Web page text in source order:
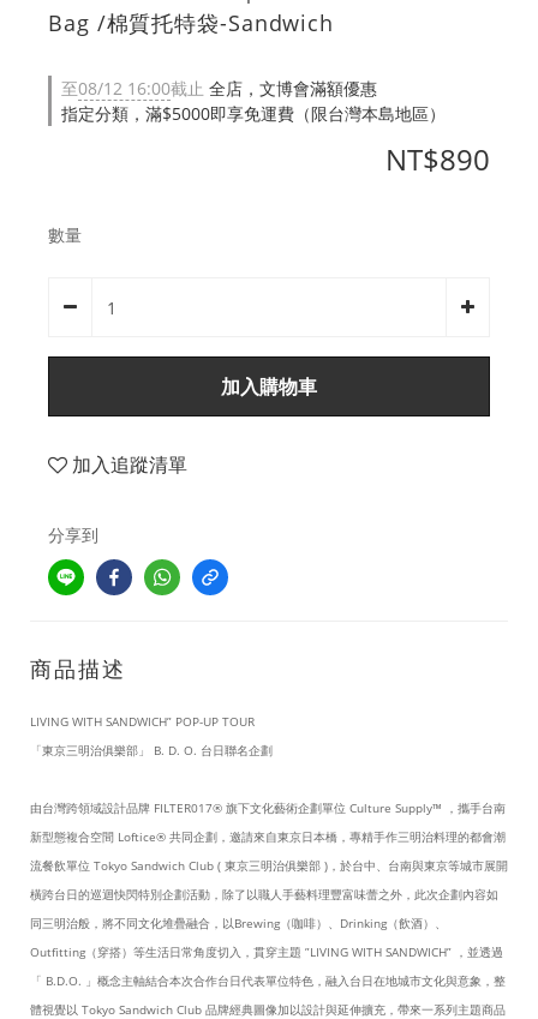
Bag /棉質托特袋-Sandwich
至08/12 16:00截止 全店，文博會滿額優惠
指定分類，滿$5000即享免運費（限台灣本島地區）
NT$890
數量
加入購物車
加入追蹤清單
分享到
商品描述
LIVING WITH SANDWICH” POP-UP TOUR
「東京三明治俱樂部」 B. D. O. 台日聯名企劃
由台灣跨領域設計品牌 FILTER017® 旗下文化藝術企劃單位 Culture Supply™ ，攜手台南
新型態複合空間 Loftice® 共同企劃，邀請來自東京日本橋，專精手作三明治料理的都會潮
流餐飲單位 Tokyo Sandwich Club ( 東京三明治俱樂部 )，於台中、台南與東京等城市展開
橫跨台日的巡迴快閃特別企劃活動，除了以職人手藝料理豐富味蕾之外，此次企劃內容如
同三明治般，將不同文化堆疊融合，以Brewing（咖啡）、Drinking（飲酒）、
Outfitting（穿搭）等生活日常角度切入，貫穿主題 ”LIVING WITH SANDWICH” ，並透過
「 B.D.O. 」概念主軸結合本次合作台日代表單位特色，融入台日在地城市文化與意象，整
體視覺以 Tokyo Sandwich Club 品牌經典圖像加以設計與延伸擴充，帶來一系列主題商品